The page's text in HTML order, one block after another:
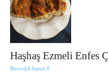
Haşhaş Ezmeli Enfes
Becerikli hatun 0